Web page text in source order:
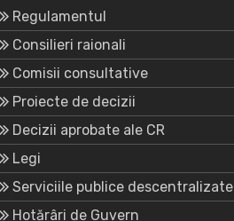
Regulamentul
Consilieri raionali
Comisii consultative
Proiecte de decizii
Decizii aprobate ale CR
Legi
Serviciile publice descentralizate
Hotărâri de Guvern